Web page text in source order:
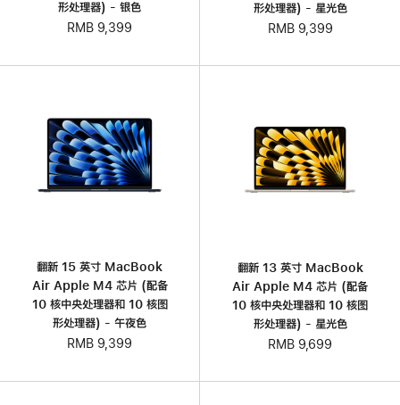
形处理器) - 银色
RMB 9,399
形处理器) - 星光色
RMB 9,399
翻新 15 英寸 MacBook
Air Apple M4 芯片 (配备
10 核中央处理器和 10 核图
形处理器) - 午夜色
RMB 9,399
翻新 13 英寸 MacBook
Air Apple M4 芯片 (配备
10 核中央处理器和 10 核图
形处理器) - 星光色
RMB 9,699